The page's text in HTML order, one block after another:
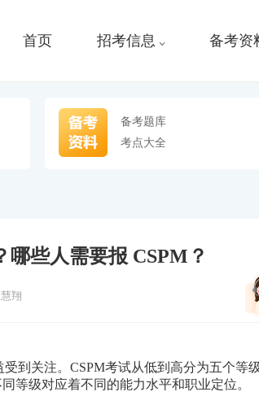
首页 招考信息 备考资
备考题库
考点大全
哪些人需要报 CSPM？
翔
到关注。CSPM考试从低到高分为五个等级
等级对应着不同的能力水平和职业定位。